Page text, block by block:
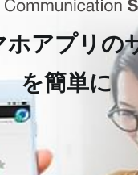
ホアプリの
を簡単に